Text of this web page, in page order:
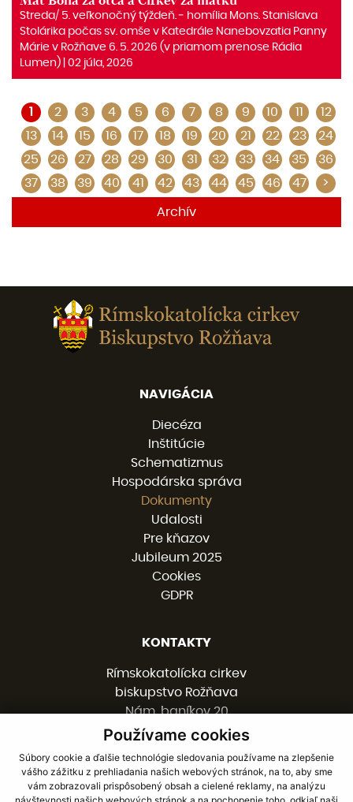
Používame cookies
Súbory cookie a ďalšie technológie sledovania používame na zlepšenie
vášho zážitku z prehliadania našich webových stránok, na to, aby sme
vám zobrazovali prispôsobený obsah a cielené reklamy, na analýzu
Streda/ 5. veľkonočný týždeň. ‒ homília Mons. Stanislava
Stolárika počas sv. omše v Katedrále Nanebovzatia Panny
Márie v Rožňave 6. 5. 2026 (v priamom prenose Rádia
Lumen) | 02 júla, 2026
1 2 3 4 5 6 7 8 9 10 11
12
13
14 15 16 17 18 19 20 21 22 23
24
25
26 27 28 29 30 31 32 33 34 35
36
37
38 39 40 41 42 43 44 45 46 47 >
Archív
NAVIGÁCIA
Diecéza
Inštitúcie
Schematizmus
Hospodárska správa
Dokumenty
Udalosti
Pre kňazov
Jubileum 2025
Cookies
GDPR
KONTAKTY
Rímskokatolícka cirkev
biskupstvo Rožňava
Nám. baníkov 20
048 01 ROŽŇAVA
058 / 78 77 201
kancelaria@burv.sk